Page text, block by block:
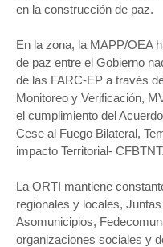
en la construcción de paz.
En la zona, la MAPP/OEA
de paz entre el Gobierno
de las FARC-EP a través
Monitoreo y Verificación,
el cumplimiento del
Cese al Fuego Bilateral,
impacto Territorial- CFBTNT.
La ORTI mantiene
regionales y locales,
Asomunicipios,
organizaciones sociales y